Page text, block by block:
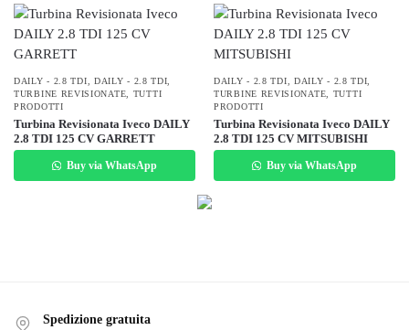
DAILY - 2.8 TDI DAILY - 2.8 TDI
TURBINE REVISIONATE
TUTTI
PRODOTTI
Turbina Revisionata Iveco DAILY
2.8 TDI 125 CV GARRETT
Buy via WhatsApp
DAILY - 2.8 TDI DAILY - 2.8 TDI
TURBINE REVISIONATE
TUTTI
PRODOTTI
Turbina Revisionata Iveco DAILY
2.8 TDI 125 CV MITSUBISHI
Buy via WhatsApp
Spedizione gratuita